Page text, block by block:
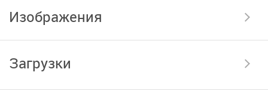
Изображения
Загрузки